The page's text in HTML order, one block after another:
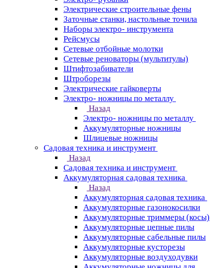
Электрические строительные фены
Заточные станки, настольные точила
Наборы электро- инструмента
Рейсмусы
Сетевые отбойные молотки
Сетевые реноваторы (мультитулы)
Штифтозабиватели
Штроборезы
Электрические гайковерты
Электро- ножницы по металлу
Назад
Электро- ножницы по металлу
Аккумуляторные ножницы
Шлицевые ножницы
Cадовая техника и инструмент
Назад
Cадовая техника и инструмент
Аккумуляторная садовая техника
Назад
Аккумуляторная садовая техника
Аккумуляторные газонокосилки
Аккумуляторные триммеры (косы)
Аккумуляторные цепные пилы
Аккумуляторные сабельные пилы
Аккумуляторные кусторезы
Аккумуляторные воздуходувки